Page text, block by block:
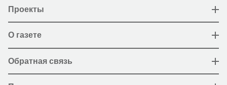
Проекты
О газете
Обратная связь